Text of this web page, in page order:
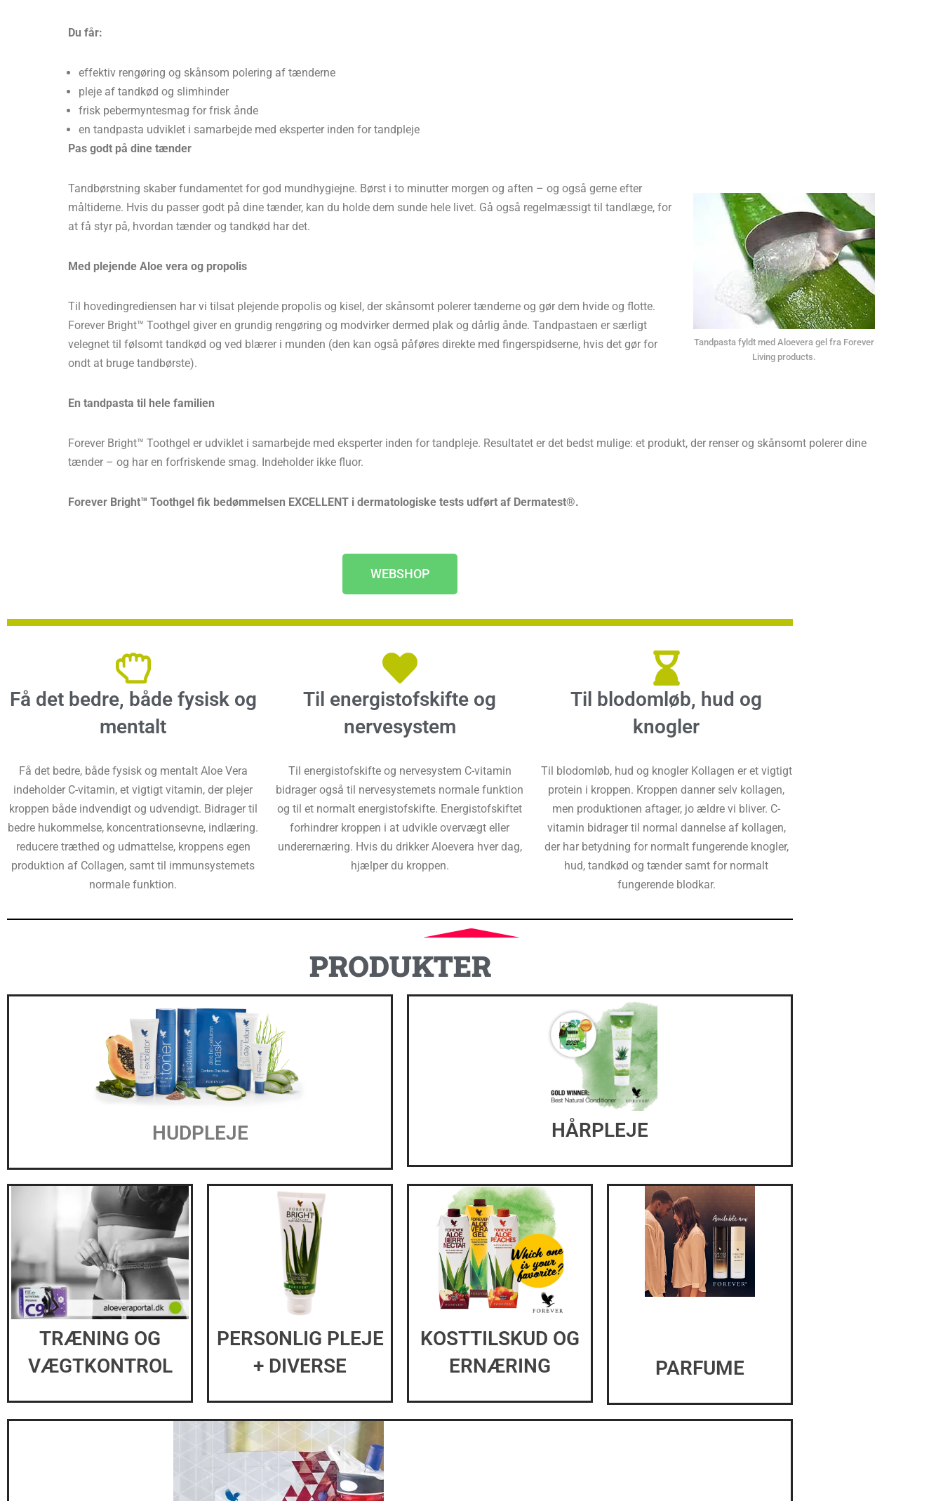
Du får:
effektiv rengøring og skånsom polering af tænderne
pleje af tandkød og slimhinder
frisk pebermyntesmag for frisk ånde
en tandpasta udviklet i samarbejde med eksperter inden for tandpleje
Pas godt på dine tænder
Tandpasta fyldt med Aloevera gel fra Forever
Living products.
Tandbørstning skaber fundamentet for god mundhygiejne. Børst i to minutter morgen og aften – og også gerne efter
måltiderne. Hvis du passer godt på dine tænder, kan du holde dem sunde hele livet. Gå også regelmæssigt til tandlæge, for
at få styr på, hvordan tænder og tandkød har det.
Med plejende Aloe vera og propolis
Til hovedingrediensen har vi tilsat plejende propolis og kisel, der skånsomt polerer tænderne og gør dem hvide og flotte.
Forever Bright™ Toothgel giver en grundig rengøring og modvirker dermed plak og dårlig ånde. Tandpastaen er særligt
velegnet til følsomt tandkød og ved blærer i munden (den kan også påføres direkte med fingerspidserne, hvis det gør for
ondt at bruge tandbørste).
En tandpasta til hele familien
Forever Bright™ Toothgel er udviklet i samarbejde med eksperter inden for tandpleje. Resultatet er det bedst mulige: et produkt, der renser og skånsomt polerer dine
tænder – og har en forfriskende smag. Indeholder ikke fluor.
Forever Bright™ Toothgel​ fik bedømmelsen EXCELLENT i dermatologiske tests udført af Dermatest®.
WEBSHOP
Få det bedre, både fysisk og
mentalt
Få det bedre, både fysisk og mentalt Aloe Vera
indeholder C-vitamin, et vigtigt vitamin, der plejer
kroppen både indvendigt og udvendigt. Bidrager til
bedre hukommelse, koncentrationsevne, indlæring.
reducere træthed og udmattelse, kroppens egen
produktion af Collagen, samt til immunsystemets
normale funktion.
Til energistofskifte og
nervesystem
Til energistofskifte og nervesystem C-vitamin
bidrager også til nervesystemets normale funktion
og til et normalt energistofskifte. Energistofskiftet
forhindrer kroppen i at udvikle overvægt eller
underernæring. Hvis du drikker Aloevera hver dag,
hjælper du kroppen.
Til blodomløb, hud og
knogler
Til blodomløb, hud og knogler Kollagen er et vigtigt
protein i kroppen. Kroppen danner selv kollagen,
men produktionen aftager, jo ældre vi bliver. C-
vitamin bidrager til normal dannelse af kollagen,
der har betydning for normalt fungerende knogler,
hud, tandkød og tænder samt for normalt
fungerende blodkar.
PRODUKTER
HUDPLEJE HÅRPLEJE
TRÆNING OG
VÆGTKONTROL
PERSONLIG PLEJE
+ DIVERSE
KOSTTILSKUD OG
ERNÆRING
PARFUME